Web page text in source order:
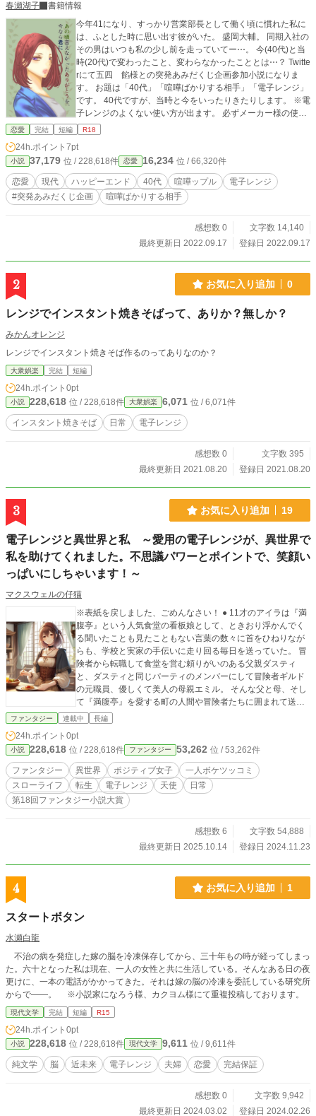
春瀬湖子
書籍情報
今年41になり、すっかり営業部長として働く頃に慣れた私に
は、ふとした時に思い出す彼がいた。 盛岡大輔。 同期入社の
その男はいつも私の少し前を走っていてー⋯。 今(40代)と当
時(20代)で変わったこと、変わらなかったこととは⋯？ Twitte
rにて五四 餡様との突発あみだくじ企画参加小説になりま
す。 お題は「40代」「喧嘩ばかりする相手」「電子レンジ」
です。 40代ですが、当時と今をいったりきたりします。 ※電
子レンジのよくない使い方が出ます。 必ずメーカー様の使用
方法を守り正しく安全にお使いください。 小説のような使い
で説明書通りにお使いください。 ※他サイト様にも投稿して
おります
恋愛 完結 短編 R18
24h.ポイント 7pt
小説 37,179 位 / 228,618件 恋愛 16,234 位 / 66,320件
恋愛 現代 ハッピーエンド 40代 喧嘩ップル
電子レンジ
#突発あみだくじ企画
喧嘩ばかりする相手
感想数 0
文字数 14,140
最終更新日 2022.09.17
登録日 2022.09.17
2 お気に入り追加 0
レンジでインスタント焼きそばって、ありか？無しか？
みかんオレンジ
レンジでインスタント焼きそば作るのってありなのか？
大衆娯楽 完結 短編
24h.ポイント 0pt
小説 228,618 位 / 228,618件 大衆娯楽 6,071 位 / 6,071件
インスタント焼きそば 日常 電子レンジ
感想数 0
文字数 395
最終更新日 2021.08.20
登録日 2021.08.20
3 お気に入り追加 19
電子レンジと異世界と私 ～愛用の電子レンジが、異世界で
私を助けてくれました。不思議パワーとポイントで、笑顔い
っぱいにしちゃいます！～
マクスウェルの仔猫
※表紙を戻しました、ごめんなさい！ ● 11才のアイラは『満
腹亭』という人気食堂の看板娘として、ときおり浮かんでく
る聞いたことも見たこともない言葉の数々に首をひねりなが
らも、学校と実家の手伝いに走り回る毎日を送っていた。 冒
険者から転職して食堂を営む頼りがいのある父親ダスティ
と、ダスティと同じパーティのメンバーにして冒険者ギルド
の元職員、優しくて美人の母親エミル。 そんな父と母、そし
て『満腹亭』を愛する町の人間や冒険者たちに囲まれて送る
日々はアイラにとって幸せいっぱいの毎日であった。 だが、
は刻一刻と翳りを見せ始める。『荒鷲亭』が『満腹亭』の人
気をやっかみ、あの手この手で嫌がらせをし始めたのだ。 ●
ある日。 『荒鷲亭』によって友達のトーマの実家の店が閉店
するかもしれないことを耳にしたアイラは、『満腹亭』を盛
り立てる為に頑張ろうと決意を新たにする。 その夜、新メ
ニューを考えながら眠りについたアイラは、幼い頃から繰り
が日本から異世界に転生したことに気付く。 そんなアイラが
目を覚ますと、視界の端にある『メニュー』の表示と日本で
て唖然とする。 『この『メニュー』でUber頼めますか？』 ●
この物語は、転生したOLが神様から貰ったスキルとアイテ
ム、電子レンジがもたらす不思議パワー（ポイント）をフル
ファンタジー 連載中 長編
24h.ポイント 0pt
小説 228,618 位 / 228,618件 ファンタジー 53,262 位 / 53,262件
ファンタジー 異世界 ポジティブ女子
一人ボケツッコミ
スローライフ
転生 電子レンジ 天使
日常
第18回ファンタジー小説大賞
感想数 6
文字数 54,888
最終更新日 2025.10.14
登録日 2024.11.23
4 お気に入り追加 1
スタートボタン
水瀬白龍
不治の病を発症した嫁の脳を冷凍保存してから、三十年もの時が経ってしまっ
た。六十となった私は現在、一人の女性と共に生活している。そんなある日の夜
更けに、一本の電話がかかってきた。それは嫁の脳の冷凍を委託している研究所
からで――。 ※小説家になろう様、カクヨム様にて重複投稿しております。
現代文学 完結 短編 R15
24h.ポイント 0pt
小説 228,618 位 / 228,618件 現代文学 9,611 位 / 9,611件
純文学 脳 近未来 電子レンジ 夫婦 恋愛 完結保証
感想数 0
文字数 9,942
最終更新日 2024.03.02
登録日 2024.02.26